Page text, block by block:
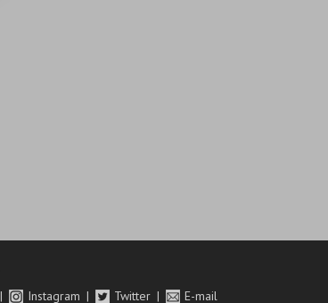
Instagram Twitter E-mail